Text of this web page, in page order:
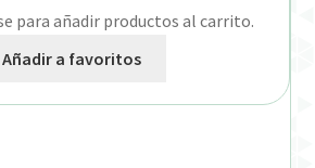
para añadir productos al carrito.
Añadir a favoritos